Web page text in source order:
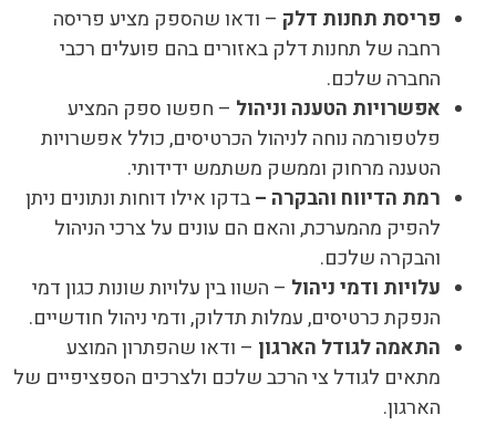
פריסת תחנות דלק – ודאו שהספק מציע פריסה
רחבה של תחנות דלק באזורים בהם פועלים רכבי
החברה שלכם.
אפשרויות הטענה וניהול – חפשו ספק המציע
פלטפורמה נוחה לניהול הכרטיסים, כולל אפשרויות
הטענה מרחוק וממשק משתמש ידידותי.
רמת הדיווח והבקרה –בדקו אילו דוחות ונתונים ניתן
להפיק מהמערכת, והאם הם עונים על צרכי הניהול
והבקרה שלכם.
עלויות ודמי ניהול – השוו בין עלויות שונות כגון דמי
הנפקת כרטיסים, עמלות תדלוק, ודמי ניהול חודשיים.
התאמה לגודל הארגון – ודאו שהפתרון המוצע
מתאים לגודל צי הרכב שלכם ולצרכים הספציפיים של
הארגון.